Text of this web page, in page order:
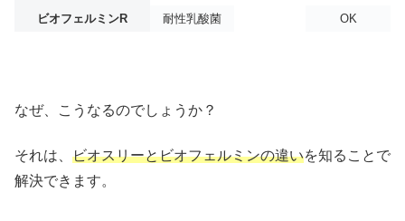
ビオフェルミンR 耐性乳酸菌 OK
なぜ、こうなるのでしょうか？
それは、 ビオスリーとビオフェルミンの違いを知ることで
解決できます。